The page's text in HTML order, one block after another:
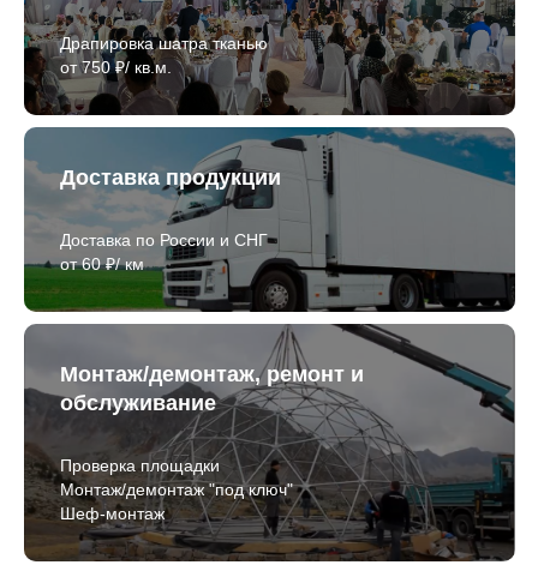
Драпировка шатра тканью
от 750 ₽/ кв.м.
Доставка продукции
Доставка по России и СНГ
от 60 ₽/ км
Монтаж/демонтаж, ремонт и
обслуживание
Проверка площадки
Монтаж/демонтаж "под ключ"
Шеф-монтаж